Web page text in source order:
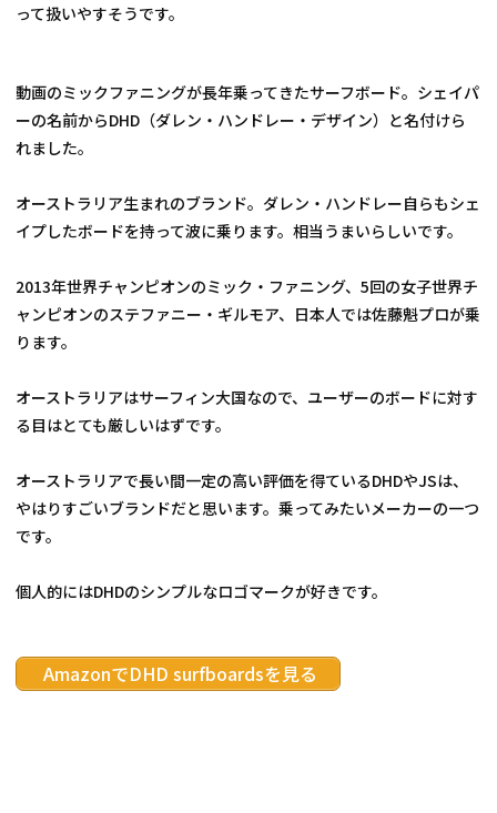
って扱いやすそうです。
動画のミックファニングが長年乗ってきたサーフボード。シェイパ
ーの名前からDHD（ダレン・ハンドレー・デザイン）と名付けら
れました。
オーストラリア生まれのブランド。ダレン・ハンドレー自らもシェ
イプしたボードを持って波に乗ります。相当うまいらしいです。
2013年世界チャンピオンのミック・ファニング、5回の女子世界チ
ャンピオンのステファニー・ギルモア、日本人では佐藤魁プロが乗
ります。
オーストラリアはサーフィン大国なので、ユーザーのボードに対す
る目はとても厳しいはずです。
オーストラリアで長い間一定の高い評価を得ているDHDやJSは、
やはりすごいブランドだと思います。乗ってみたいメーカーの一つ
です。
個人的にはDHDのシンプルなロゴマークが好きです。
AmazonでDHD surfboardsを見る